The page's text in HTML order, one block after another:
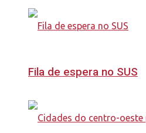
Fila de espera no SUS